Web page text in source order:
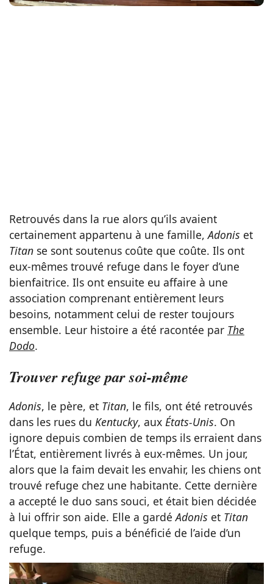
Retrouvés dans la rue alors qu’ils avaient
certainement appartenu à une famille,Adonis et
Titan se sont soutenus coûte que coûte. Ils ont
eux-mêmes trouvé refuge dans le foyer d’une
bienfaitrice. Ils ont ensuite eu affaire à une
association comprenant entièrement leurs
besoins, notamment celui de rester toujours
ensemble. Leur histoire a été racontée par The
Dodo.
Trouver refuge par soi-même
Adonis, le père, et Titan, le fils, ont été retrouvés
dans les rues du Kentucky, aux États-Unis. On
ignore depuis combien de temps ils erraient dans
l’État, entièrement livrés à eux-mêmes. Un jour,
alors que la faim devait les envahir, les chiens ont
trouvé refuge chez une habitante. Cette dernière
a accepté le duo sans souci, et était bien décidée
à lui offrir son aide. Elle a gardéAdonis et Titan
quelque temps, puis a bénéficié de l’aide d’un
refuge.